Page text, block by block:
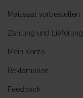
Maissaat vorbestellen
Zahlung und Lieferung
Mein Konto
Reklamation
Feedback